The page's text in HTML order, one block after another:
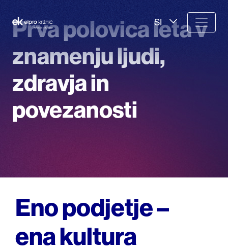
SI
Prva polovica leta v
znamenju ljudi,
zdravja in
povezanosti
Eno podjetje –
ena kultura